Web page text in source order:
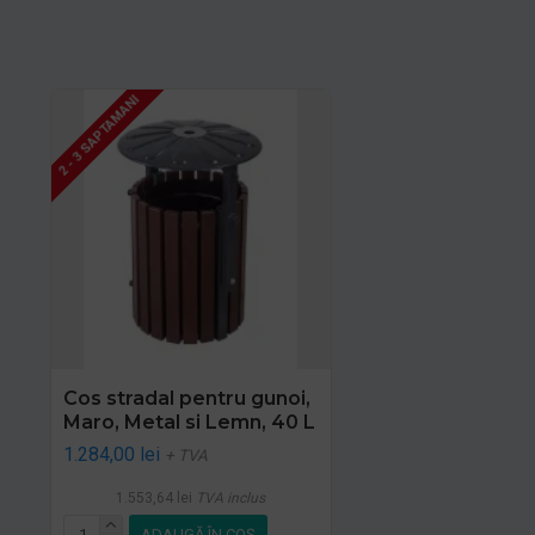
2 - 3 SAPTAMANI
Cos stradal pentru gunoi,
Maro, Metal si Lemn, 40 L
1.284,00 lei + TVA
1.553,64 lei TVA inclus